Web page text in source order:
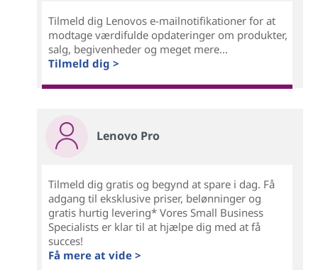
Tilmeld dig Lenovos e-mailnotifikationer for at
modtage værdifulde opdateringer om produkter,
salg, begivenheder og meget mere...
Tilmeld dig >
Lenovo Pro
Tilmeld dig gratis og begynd at spare i dag. Få
adgang til eksklusive priser, belønninger og
gratis hurtig levering* Vores Small Business
Specialists er klar til at hjælpe dig med at få
succes!
Få mere at vide >